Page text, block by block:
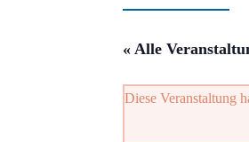
« Alle
Diese Veranstaltung